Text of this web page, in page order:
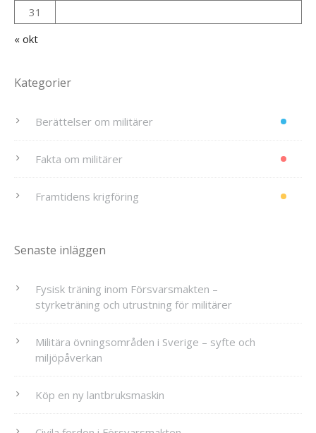
31
« okt
Kategorier
Berättelser om militärer
Fakta om militärer
Framtidens krigföring
Senaste inläggen
Fysisk träning inom Försvarsmakten –
styrketräning och utrustning för militärer
Militära övningsområden i Sverige – syfte och
miljöpåverkan
Köp en ny lantbruksmaskin